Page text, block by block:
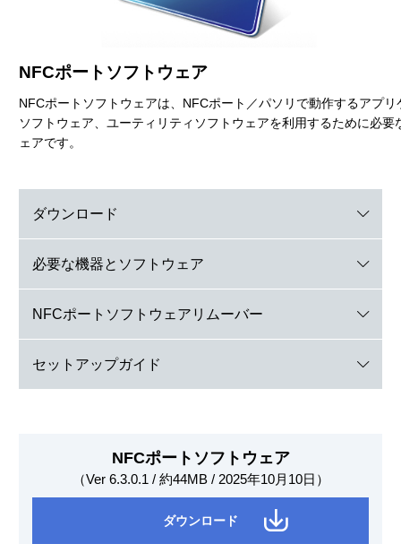
NFCポートソフトウェア
NFCポートソフトウェアは、NFCポート／パソリで動作するアプリ
ソフトウェア、ユーティリティソフトウェアを利用するために必要
ェアです。
ダウンロード
必要な機器と ソフトウェア
NFCポート ソフトウェアリムーバー
セットアップガイド
NFCポートソフトウェア
（Ver 6.3.0.1 / 約44MB / 2025年10月10日）
ダウンロード